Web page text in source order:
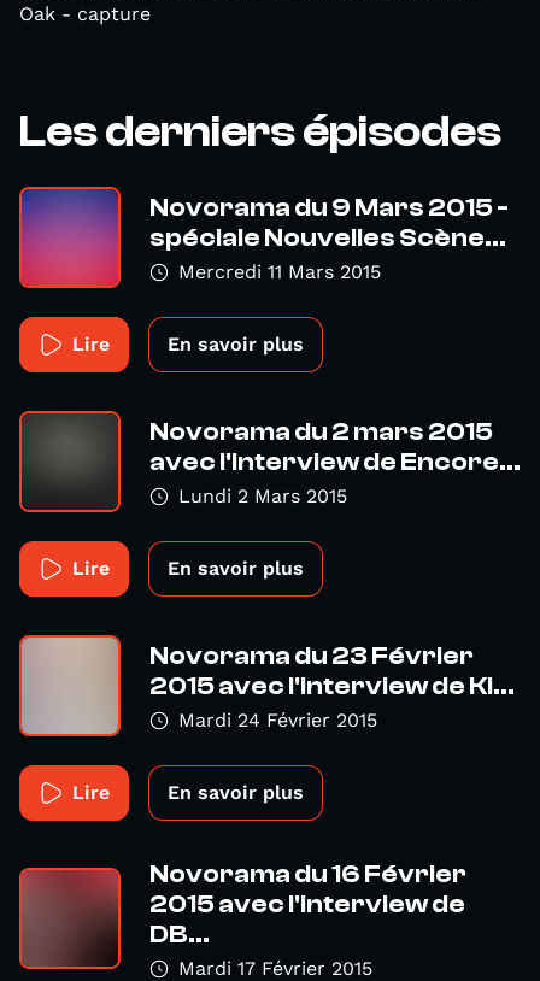
Oak - capture
Les derniers épisodes
Novorama du 9 Mars 2015 -
spéciale Nouvelles Scène...
Mercredi 11 Mars 2015
Lire En savoir plus
Novorama du 2 mars 2015
avec l'interview de Encore...
Lundi 2 Mars 2015
Lire En savoir plus
Novorama du 23 Février
2015 avec l'interview de Ki...
Mardi 24 Février 2015
Lire En savoir plus
Novorama du 16 Février
2015 avec l'interview de
DB...
Mardi 17 Février 2015